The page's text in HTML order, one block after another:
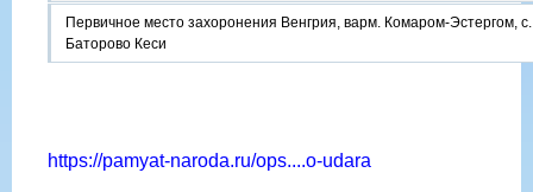
Первичное место захоронения Венгрия, варм. Комаром-Эстергом, с.
Баторово Кеси
https://pamyat-naroda.ru/ops....o-udara